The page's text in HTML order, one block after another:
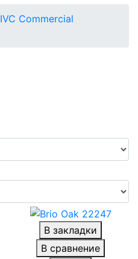
IVC Commercial
В закладки
В сравнение